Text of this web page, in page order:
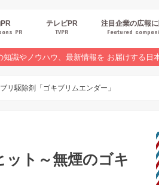
PR
テレビPR
TVPR
注目企業の広報に
Featured
識やノウハウ、最新情報を お届けする日
リ駆除剤「ゴキブリムエンダー」
ット～無煙のゴキ